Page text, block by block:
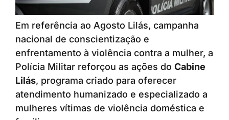
Em referência ao Agosto Lilás, campanha
nacional de conscientização e
enfrentamento à violência contra a mulher, a
Polícia Militar reforçou as ações do Cabine
Lilás, programa criado para oferecer
atendimento humanizado e especializado a
mulheres vítimas de violência doméstica e